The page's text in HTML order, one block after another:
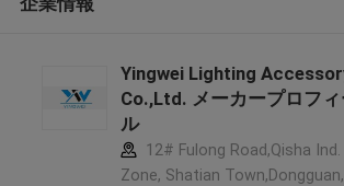
Yingwei Lighting
Co.,Ltd. メーカープロフィ
ル
12# Fulong Road,Qisha Ind.
Zone, Shatian Town,Dongguan,